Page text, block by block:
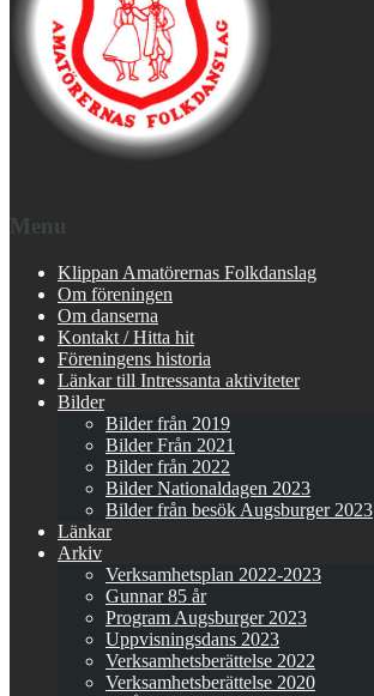
Menu
Klippan Amatörernas Folkdanslag
Om föreningen
Om danserna
Kontakt / Hitta hit
Föreningens historia
Länkar till Intressanta aktiviteter
Bilder
Bilder från 2019
Bilder Från 2021
Bilder från 2022
Bilder Nationaldagen 2023
Bilder från besök Augsburger 2023
Länkar
Arkiv
Verksamhetsplan 2022-2023
Gunnar 85 år
Program Augsburger 2023
Uppvisningsdans 2023
Verksamhetsberättelse 2022
Verksamhetsberättelse 2020